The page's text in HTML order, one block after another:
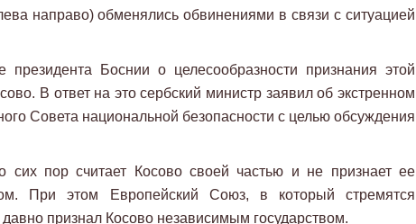
направо) обменялись обвинениями в связи с ситуацией
президента Боснии о целесообразности признания этой
В ответ на это сербский министр заявил об экстренном
Совета национальной безопасности с целью обсуждения
пор считает Косово своей частью и не признает ее
При этом Европейский Союз, в который стремятся
признал Косово независимым государством.